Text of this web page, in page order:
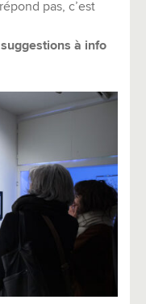
pas, c’est
à info